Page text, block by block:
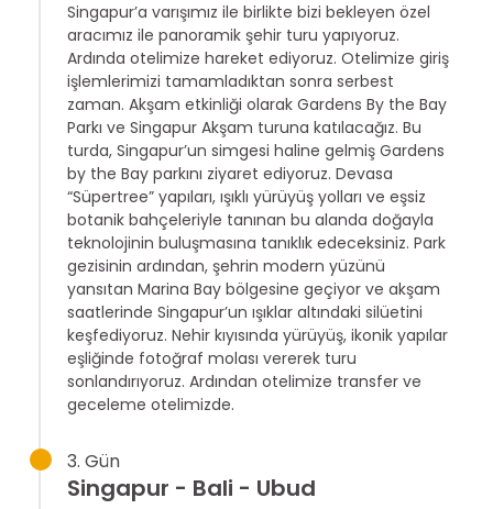
Singapur’a varışımız ile birlikte bizi bekleyen özel
aracımız ile panoramik şehir turu yapıyoruz.
Ardında otelimize hareket ediyoruz. Otelimize giriş
işlemlerimizi tamamladıktan sonra serbest
zaman. Akşam etkinliği olarak Gardens By the Bay
Parkı ve Singapur Akşam turuna katılacağız. Bu
turda, Singapur’un simgesi haline gelmiş Gardens
by the Bay parkını ziyaret ediyoruz. Devasa
“Süpertree” yapıları, ışıklı yürüyüş yolları ve eşsiz
botanik bahçeleriyle tanınan bu alanda doğayla
teknolojinin buluşmasına tanıklık edeceksiniz. Park
gezisinin ardından, şehrin modern yüzünü
yansıtan Marina Bay bölgesine geçiyor ve akşam
saatlerinde Singapur’un ışıklar altındaki silüetini
keşfediyoruz. Nehir kıyısında yürüyüş, ikonik yapılar
eşliğinde fotoğraf molası vererek turu
sonlandırıyoruz. Ardından otelimize transfer ve
geceleme otelimizde.
3. Gün
Singapur - Bali - Ubud